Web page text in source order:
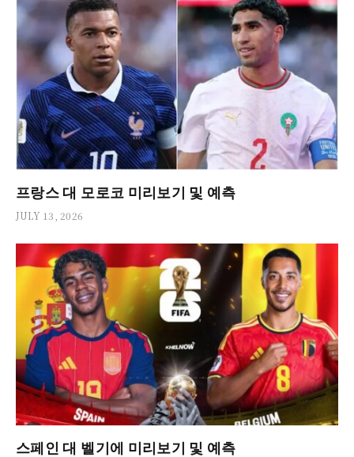
프랑스 대 모로코 미리보기 및 예측
JULY 13, 2026
스페인 대 벨기에 미리보기 및 예측